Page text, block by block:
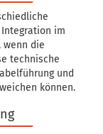
im
wenn die
technische
und
können.